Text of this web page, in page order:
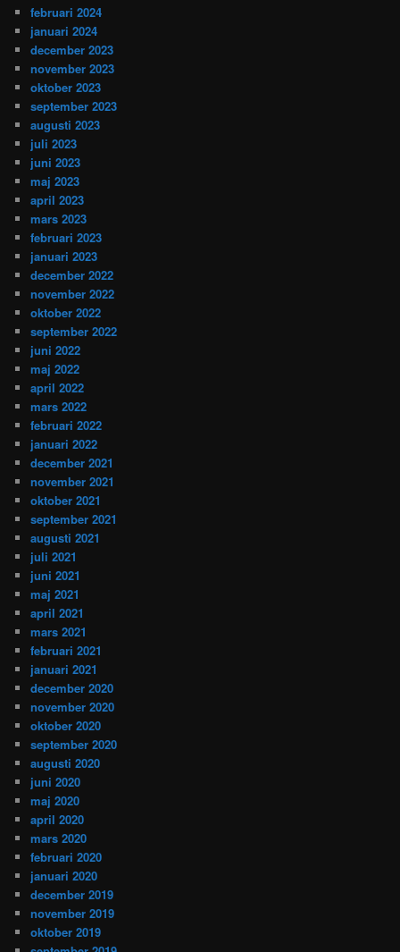
februari 2024
januari 2024
december 2023
november 2023
oktober 2023
september 2023
augusti 2023
juli 2023
juni 2023
maj 2023
april 2023
mars 2023
februari 2023
januari 2023
december 2022
november 2022
oktober 2022
september 2022
juni 2022
maj 2022
april 2022
mars 2022
februari 2022
januari 2022
december 2021
november 2021
oktober 2021
september 2021
augusti 2021
juli 2021
juni 2021
maj 2021
april 2021
mars 2021
februari 2021
januari 2021
december 2020
november 2020
oktober 2020
september 2020
augusti 2020
juni 2020
maj 2020
april 2020
mars 2020
februari 2020
januari 2020
december 2019
november 2019
oktober 2019